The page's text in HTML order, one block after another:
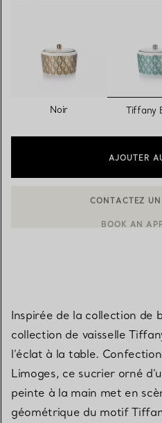
Noir Tiffany
AJOUTER
Inspirée de la collection de
collection de vaisselle
l’éclat à la table.
Limoges, ce sucrier orné
peinte à la main met en
géométrique du motif